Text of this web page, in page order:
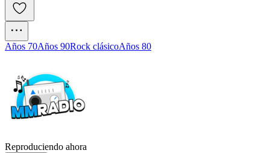
Años 70Años 90Rock clásicoAños 80
Reproduciendo ahora